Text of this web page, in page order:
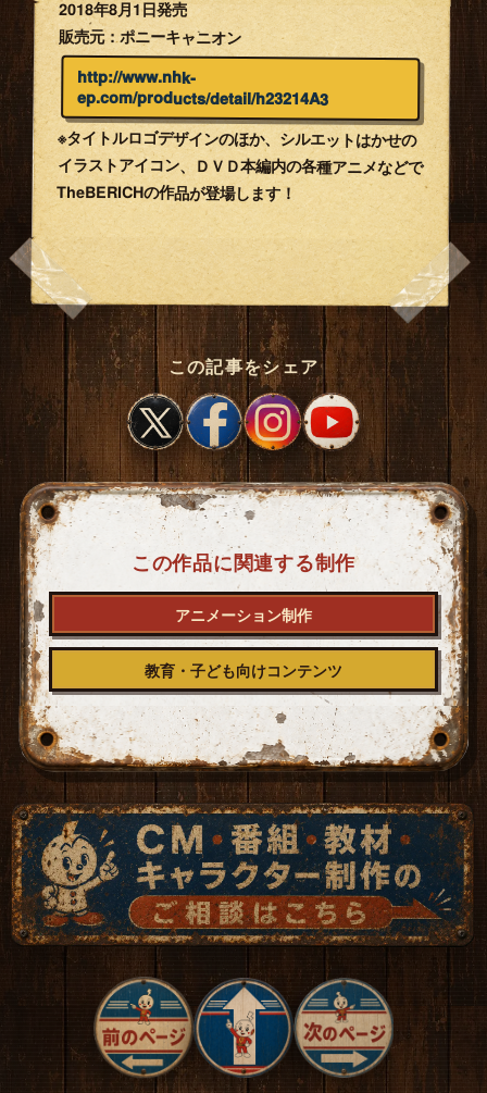
2018年8月1日発売
販売元：ポニーキャニオン
http://www.nhk-
ep.com/products/detail/h23214A3
※タイトルロゴデザインのほか、シルエットはかせの
イラストアイコン、ＤＶＤ本編内の各種アニメなどで
TheBERICHの作品が登場します！
この記事をシェア
この作品に関連する制作
アニメーション制作
教育・子ども向けコンテンツ